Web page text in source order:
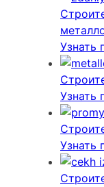
Узнать
Узнать
Узнать